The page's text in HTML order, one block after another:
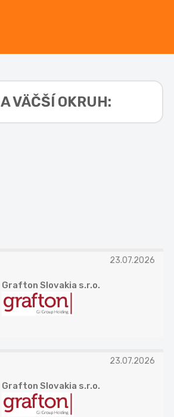
VÄČŠÍ OKRUH:
23.07.2026
Grafton Slovakia s.r.o.
23.07.2026
Grafton Slovakia s.r.o.